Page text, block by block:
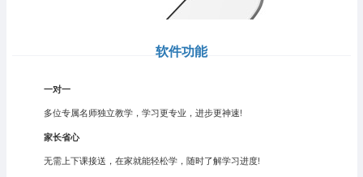
软件功能
一对一
多位专属名师独立教学，学习更专业，进步更神速!
家长省心
无需上下课接送，在家就能轻松学，随时了解学习进度!